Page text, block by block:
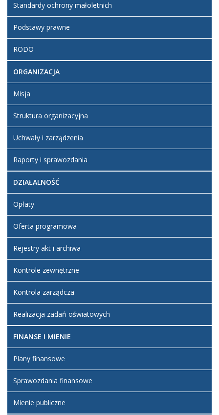
Artykuł został
zmieniony.
01 kwiecień
zmieniony.
Dodane
załączniki
Statut
Szkoły
2019 15:00
Artykuł został
2019 15:01
Artykuł został
zmieniony.
Dodane
załączniki
Statut
04 kwiecień
Mirek
Artykuł został
zmieniony.
Usunięte
załączniki
Szkoły
Dodane
Statut
Przedszkola
08 kwiecień
Standardy ochrony małoletnich
Podstawy prawne
RODO
ORGANIZACJA
Misja
Struktura organizacyjna
Uchwały i zarządzenia
Raporty i sprawozdania
DZIAŁALNOŚĆ
Opłaty
Oferta programowa
Rejestry akt i archiwa
Kontrole zewnętrzne
Kontrola zarządcza
Realizacja zadań oświatowych
FINANSE I MIENIE
Plany finansowe
Sprawozdania finansowe
Mienie publiczne